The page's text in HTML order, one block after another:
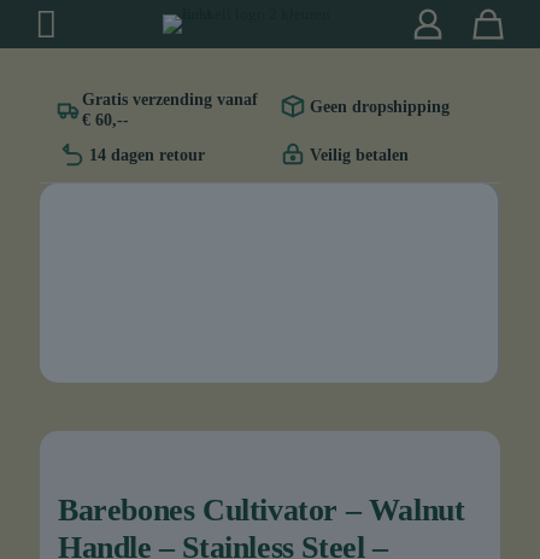
Gratis verzending vanaf
€ 60,--
Geen dropshipping
14 dagen retour Veilig betalen
Barebones Cultivator – Walnut
Handle – Stainless Steel –